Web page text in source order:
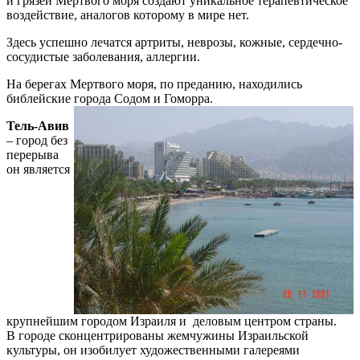
воздействие, аналогов которому в мире нет.
Здесь успешно лечатся артриты, неврозы, кожные, сердечно-
сосудистые заболевания, аллергии.
На берегах Мертвого моря, по преданию, находились
библейские города Содом и Гоморра.
Тель-Авив
– город без
перерыва
он является
крупнейшим городом Израиля и деловым центром страны.
В городе сконцентрированы жемчужины Израильской
культуры, он изобилует художественными галереями